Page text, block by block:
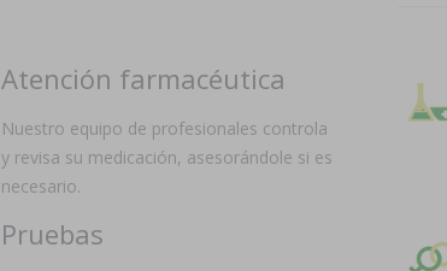
Atención farmacéutica
Nuestro equipo de profesionales controla
y revisa su medicación, asesorándole si es
necesario.
Pruebas